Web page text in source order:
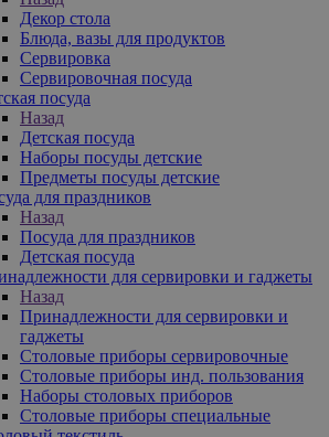
Декор стола
Блюда, вазы для продуктов
Сервировка
Сервировочная посуда
посуда
Назад
Детская посуда
Наборы посуды детские
Предметы посуды детские
для праздников
Назад
Посуда для праздников
Детская посуда
для сервировки и гаджеты
Назад
Принадлежности для сервировки и
гаджеты
Столовые приборы сервировочные
Столовые приборы инд. пользования
Наборы столовых приборов
Столовые приборы специальные